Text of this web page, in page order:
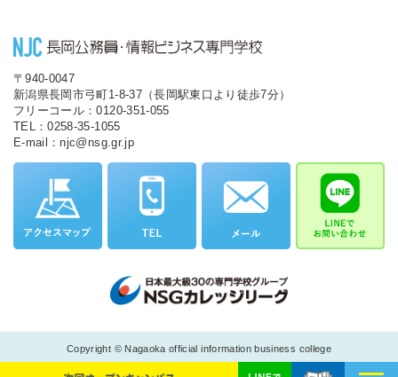
〒940-0047
新潟県長岡市弓町1-8-37（長岡駅東口より徒歩7分）
フリーコール：0120-351-055
TEL：0258-35-1055
E-mail：njc@nsg.gr.jp
Copyright © Nagaoka official information business college